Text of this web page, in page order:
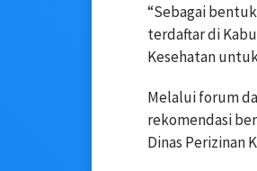
“Sebagai
terdaftar di
Kesehatan
Melalui forum
rekomendasi
Dinas Perizinan